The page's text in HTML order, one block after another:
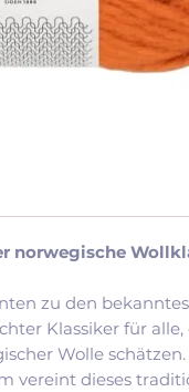
norwegische
zu den
Klassiker für alle,
Wolle schätzen.
vereint dieses